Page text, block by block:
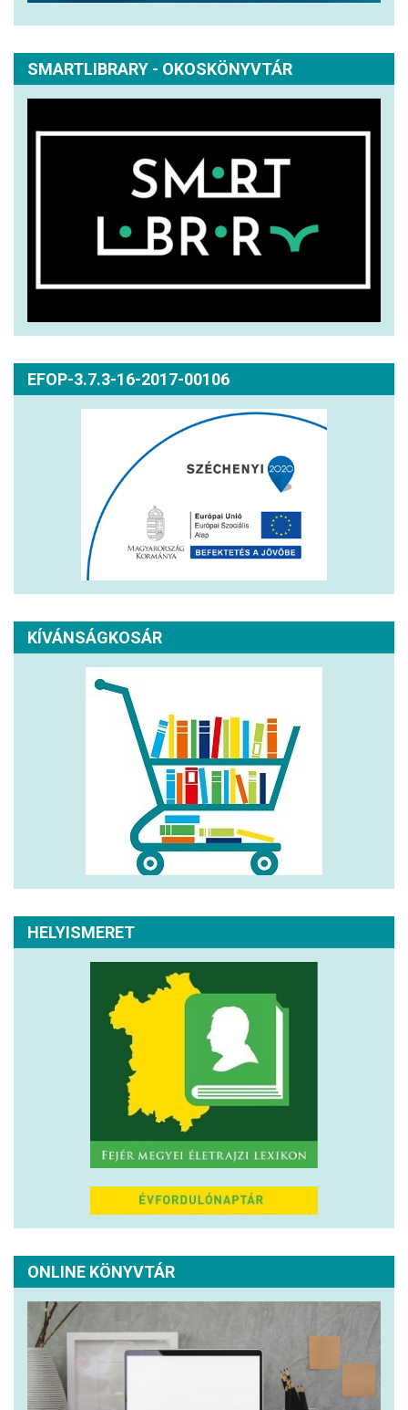
SMARTLIBRARY - OKOSKÖNYVTÁR
EFOP-3.7.3-16-2017-00106
KÍVÁNSÁGKOSÁR
HELYISMERET
ONLINE KÖNYVTÁR